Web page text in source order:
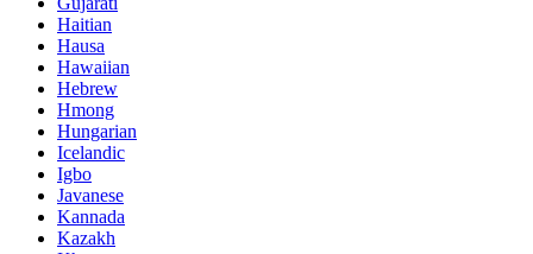
Haitian
Hausa
Hawaiian
Hebrew
Hmong
Hungarian
Icelandic
Igbo
Javanese
Kannada
Kazakh